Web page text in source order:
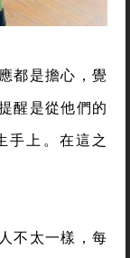
都是擔心，覺
醒是從他們的
手上。在這之
不太一樣，每